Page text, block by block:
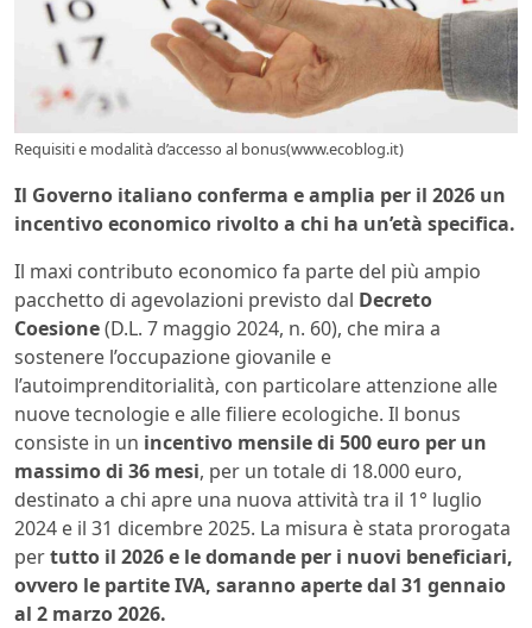
Requisiti e modalità d’accesso al bonus(www.ecoblog.it)
Il Governo italiano conferma e amplia per il 2026 un
incentivo economico rivolto a chi ha un’età specifica.
Il maxi contributo economico fa parte del più ampio
pacchetto di agevolazioni previsto dal Decreto
Coesione(D.L. 7 maggio 2024, n. 60), che mira a
sostenere l’occupazione giovanile e
l’autoimprenditorialità, con particolare attenzione alle
nuove tecnologie e alle filiere ecologiche. Il bonus
consiste in un incentivo mensile di 500 euro per un
massimo di 36 mesi, per un totale di 18.000 euro,
destinato a chi apre una nuova attività tra il 1° luglio
2024 e il 31 dicembre 2025. La misura è stata prorogata
pertutto il 2026 e le domande per i nuovi beneficiari,
ovvero le partite IVA, saranno aperte dal 31 gennaio
al 2 marzo 2026.